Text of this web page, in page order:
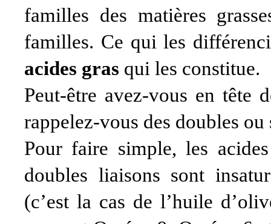
familles des matières
familles. Ce qui les
acides gras qui les constitue.
Peut-être avez-vous en
rappelez-vous des doubles
Pour faire simple, les
doubles liaisons sont
(c’est la cas de l’huile